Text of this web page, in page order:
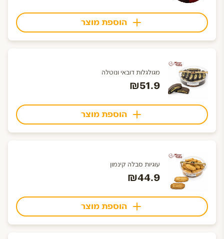
הוספת מוצר
מגולגלות דובאי ונוטלה
₪51.9
הוספת מוצר
עוגיות סבלה קינמון
₪44.9
הוספת מוצר